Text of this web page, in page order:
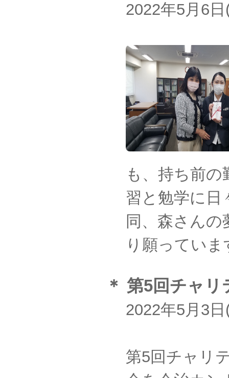
2022年5月6
も、持ち前
習と勉学に日
同、森さん
り願っていま
＊ 第5回チャ
2022年5月3
第5回チャリ